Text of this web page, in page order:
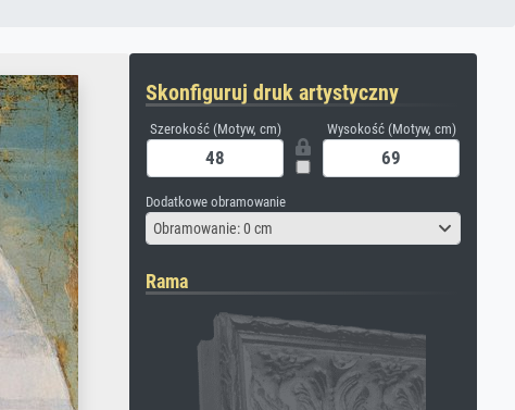
Skonfiguruj druk artystyczny
Szerokość (Motyw, cm) Wysokość (Motyw, cm)
Dodatkowe obramowanie
Obramowanie: 0 cm
Rama